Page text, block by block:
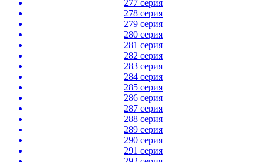
277 серия
278 серия
279 серия
280 серия
281 серия
282 серия
283 серия
284 серия
285 серия
286 серия
287 серия
288 серия
289 серия
290 серия
291 серия